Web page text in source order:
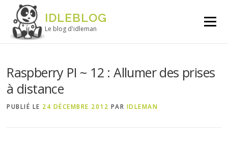
Aller au contenu
IDLEBLOG
Le blog d'idleman
Menu
Raspberry PI ~ 12 : Allumer des prises
à distance
PUBLIÉ LE 24 DÉCEMBRE 2012 PAR IDLEMAN